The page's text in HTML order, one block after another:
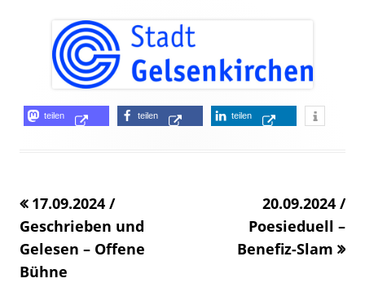
teilen
Opens
window
teilen
Opens
teilen
Opens
windownew
17.09.2024 /
Geschrieben und
Gelesen – Offene
Bühne
20.09.2024 /
Poesieduell –
Benefiz-Slam